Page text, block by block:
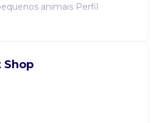
animais Perfil
Shop